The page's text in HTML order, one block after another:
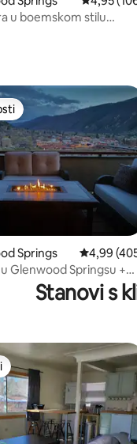
161
u boemskom stilu
142
s oznakom
Springs Prosječna
4,99
Glenwood Springsu +
igraonicaStanovi s